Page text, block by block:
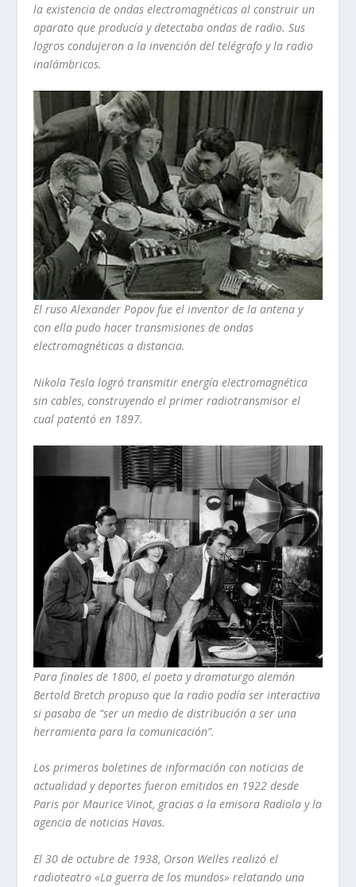
la existencia de ondas electromagnéticas al construir un
aparato que producía y detectaba ondas de radio. Sus
logros condujeron a la invención del telégrafo y la radio
inalámbricos.
El ruso Alexander Popov fue el inventor de la antena y
con ella pudo hacer transmisiones de ondas
electromagnéticas a distancia.
Nikola Tesla logró transmitir energía electromagnética
sin cables, construyendo el primer radiotransmisor el
cual patentó en 1897.
Para finales de 1800, el poeta y dramaturgo alemán
Bertold Bretch propuso que la radio podía ser interactiva
si pasaba de “ser un medio de distribución a ser una
herramienta para la comunicación”.
Los primeros boletines de información con noticias de
actualidad y deportes fueron emitidos en 1922 desde
Paris por Maurice Vinot, gracias a la emisora Radiola y la
agencia de noticias Havas.
El 30 de octubre de 1938, Orson Welles realizó el
radioteatro «La guerra de los mundos» relatando una